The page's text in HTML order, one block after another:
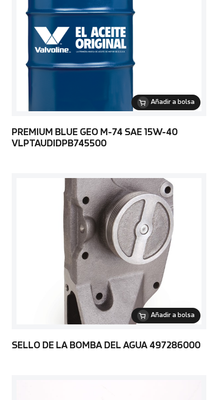
Añadir a bolsa
PREMIUM BLUE GEO M-74 SAE 15W-40
VLPTAUDIDPB745500
Añadir a bolsa
SELLO DE LA BOMBA DEL AGUA 497286000